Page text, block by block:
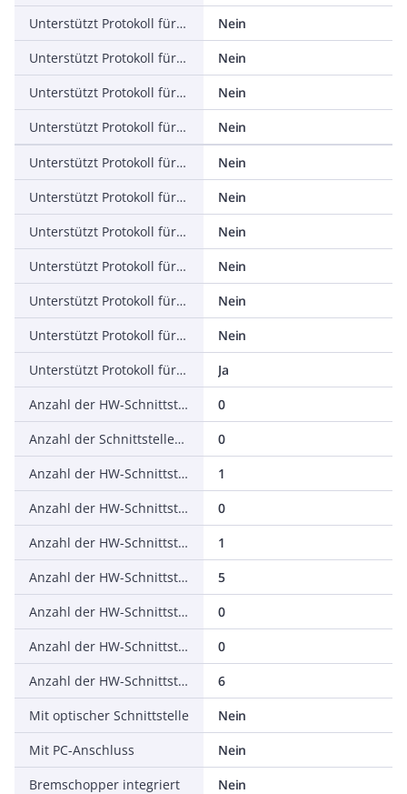
Unterstützt Protokoll für PROFINET IO
Nein
Unterstützt Protokoll für PROFINET CBA
Nein
Unterstützt Protokoll für SERCOS
Nein
Unterstützt Protokoll für Foundation Fieldbus
Nein
Unterstützt Protokoll für EtherNet/IP
Nein
Unterstützt Protokoll für AS-Interface Safety at Work
Nein
Unterstützt Protokoll für DeviceNet Safety
Nein
Unterstützt Protokoll für INTERBUS-Safety
Nein
Unterstützt Protokoll für PROFIsafe
Nein
Unterstützt Protokoll für SafetyBUS p
Nein
Unterstützt Protokoll für sonstige Bussysteme
Ja
Anzahl der HW-Schnittstellen Industrial Ethernet
0
Anzahl der Schnittstellen PROFINET
0
Anzahl der HW-Schnittstellen seriell RS-232
1
Anzahl der HW-Schnittstellen seriell RS-422
0
Anzahl der HW-Schnittstellen seriell RS-485
1
Anzahl der HW-Schnittstellen seriell TTY
5
Anzahl der HW-Schnittstellen USB
0
Anzahl der HW-Schnittstellen parallel
0
Anzahl der HW-Schnittstellen sonstige
6
Mit optischer Schnittstelle
Nein
Mit PC-Anschluss
Nein
Bremschopper integriert
Nein